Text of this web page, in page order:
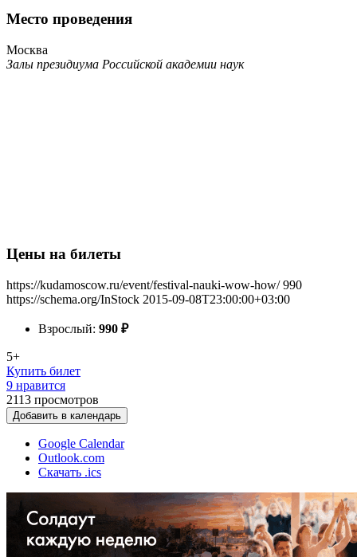
Место проведения
Москва
Залы президиума Российской академии наук
Цены на билеты
https://kudamoscow.ru/event/festival-nauki-wow-how/ 990
https://schema.org/InStock 2015-09-08T23:00:00+03:00
Взрослый: 990 ₽
5+
Купить билет
9 нравится
2113 просмотров
Добавить в календарь
Google Calendar
Outlook.com
Скачать .ics